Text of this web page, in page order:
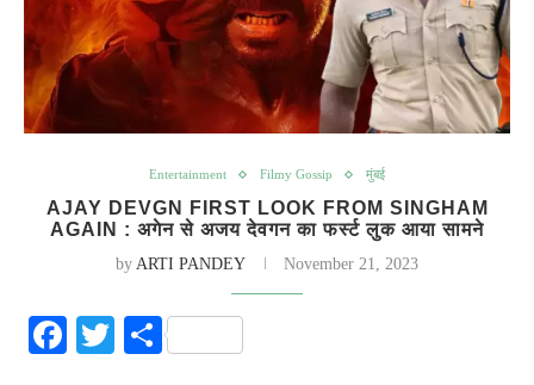
Entertainment Filmy Gossip मुंबई
AJAY DEVGN FIRST LOOK FROM SINGHAM
AGAIN : अगेन से अजय देवगन का फर्स्ट लुक आया सामने
by ARTI PANDEY November 21, 2023
Facebook
Twitter
Share